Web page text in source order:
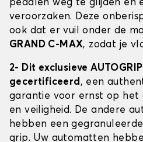
pedalen weg te glijden en
veroorzaken. Deze
ook dat er vuil onder de
GRAND C-MAX, zodat je
2- Dit exclusieve
gecertificeerd, een
garantie voor ernst op het
en veiligheid. De andere
hebben een
grip. Uw automatten